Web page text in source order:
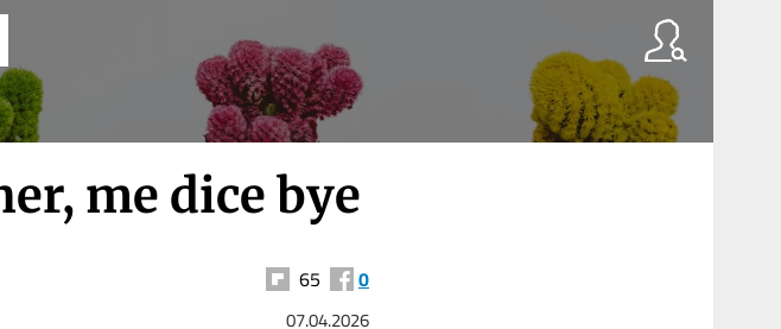
me dice bye
65 0
07.04.2026